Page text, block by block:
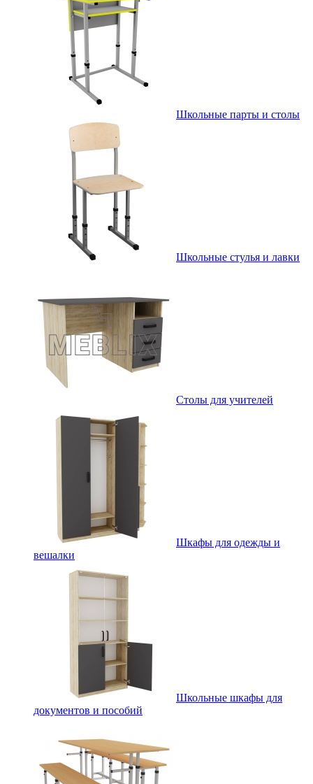
Школьные парты и столы
Школьные стулья и лавки
Столы для учителей
Шкафы для одежды и
вешалки
Школьные шкафы для
документов и пособий